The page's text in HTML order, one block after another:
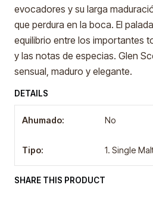
evocadores y su larga
que perdura en la boca. El
equilibrio entre los importantes
y las notas de especias. Glen
sensual, maduro y elegante.
DETAILS
Ahumado: No
Tipo: 1. Single
SHARE THIS PRODUCT